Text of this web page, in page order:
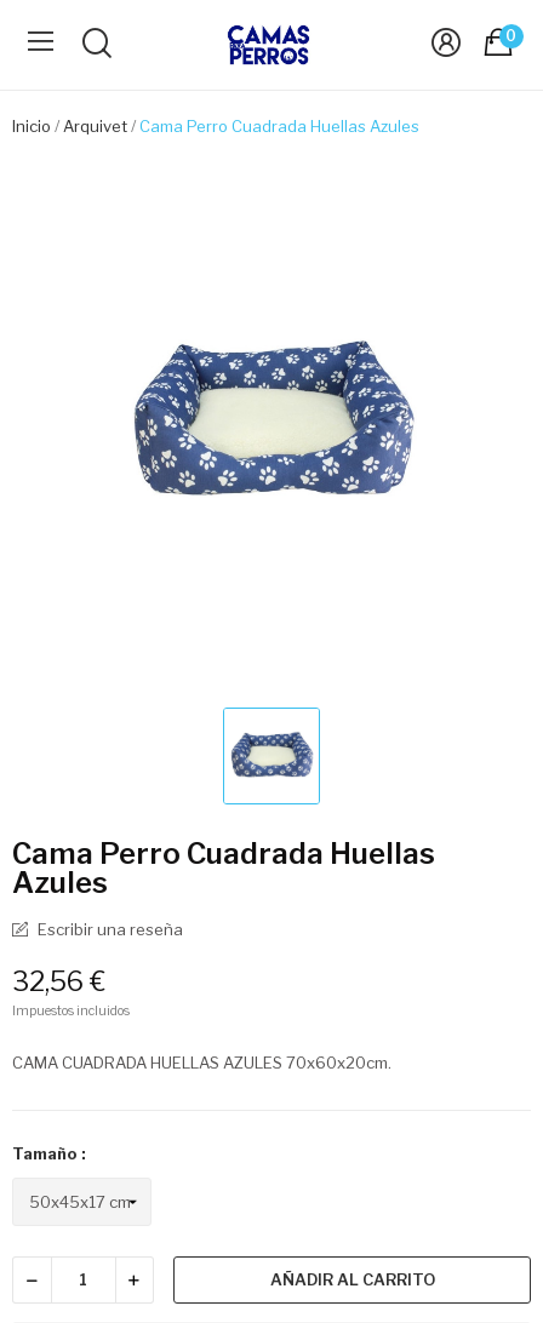
0
Inicio Arquivet Cama Perro Cuadrada Huellas Azules
Cama Perro Cuadrada Huellas
Azules
Escribir una reseña
32,56 €
Impuestos incluidos
CAMA CUADRADA HUELLAS AZULES 70x60x20cm.
Tamaño :
AÑADIR AL CARRITO